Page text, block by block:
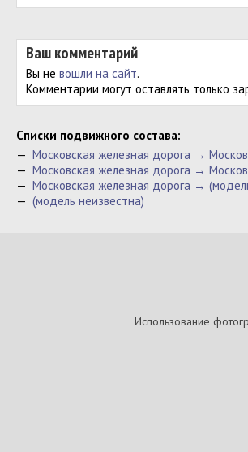
Ваш комментарий
Вы не вошли на сайт.
Комментарии могут оставлять только
Cписки подвижного состава:
— Московская железная дорога →
— Московская железная дорога →
— Московская железная дорога →
— (модель неизвестна)
Использование